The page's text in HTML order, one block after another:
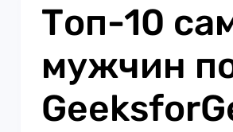
Топ-10
мужчин